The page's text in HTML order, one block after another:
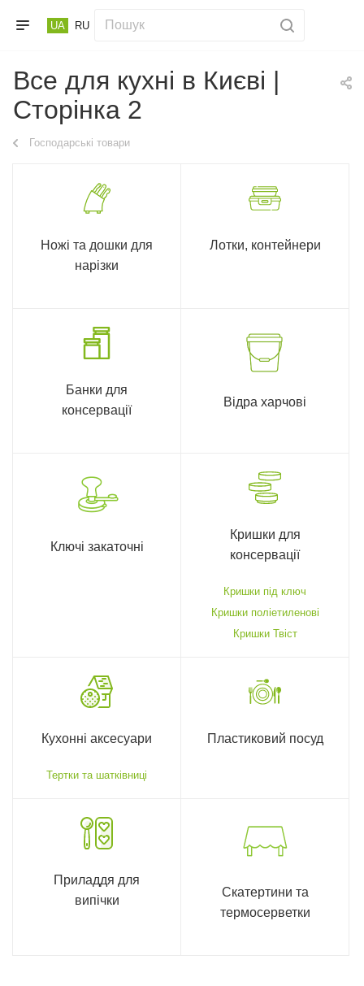
UA RU
Все для кухні в Києві |
Сторінка 2
Господарські товари
Ножі та дошки для
нарізки
Лотки, контейнери
Банки для
консервації
Відра харчові
Ключі закаточні
Кришки для
консервації
Кришки під ключ
Кришки поліетиленові
Кришки Твіст
Кухонні аксесуари
Тертки та шатківниці
Пластиковий посуд
Приладдя для
випічки
Скатертини та
термосерветки